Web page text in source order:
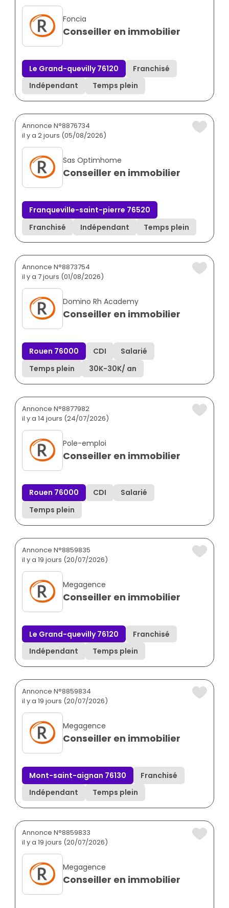
Foncia
Conseiller en immobilier
Le Grand-quevilly 76120
Franchisé
Indépendant
Temps plein
Annonce N°8876734
il y a 2 jours (05/08/2026)
Sas Optimhome
Conseiller en immobilier
Franqueville-saint-pierre 76520
Franchisé
Indépendant Temps plein
Annonce N°8873754
il y a 7 jours (01/08/2026)
Domino Rh Academy
Conseiller en immobilier
Rouen 76000 CDI
Salarié
Temps plein
30K-30K/ an
Annonce N°8877982
il y a 14 jours (24/07/2026)
Pole-emploi
Conseiller en immobilier
Rouen 76000 CDI
Salarié
Temps plein
Annonce N°8859835
il y a 19 jours (20/07/2026)
Megagence
Conseiller en immobilier
Le Grand-quevilly 76120
Franchisé
Indépendant
Temps plein
Annonce N°8859834
il y a 19 jours (20/07/2026)
Megagence
Conseiller en immobilier
Mont-saint-aignan 76130
Franchisé
Indépendant
Temps plein
Annonce N°8859833
il y a 19 jours (20/07/2026)
Megagence
Conseiller en immobilier